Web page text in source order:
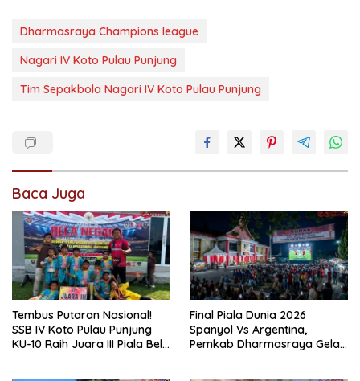
Dharmasraya Champions league
Nagari IV Koto Pulau Punjung
Tim Sepakbola Nagari IV Koto Pulau Punjung
Baca Juga
Tembus Putaran Nasional!
SSB IV Koto Pulau Punjung
KU-10 Raih Juara III Piala Bela
Final Piala Dunia 2026
Spanyol Vs Argentina,
Pemkab Dharmasraya Gelar